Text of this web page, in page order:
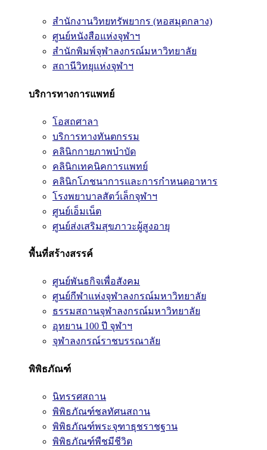
สำนักงานวิทยทรัพยากร (หอสมุดกลาง)
ศูนย์หนังสือแห่งจุฬาฯ
สำนักพิมพ์จุฬาลงกรณ์มหาวิทยาลัย
สถานีวิทยุแห่งจุฬาฯ
บริการทางการแพทย์
โอสถศาลา
บริการทางทันตกรรม
คลินิกกายภาพบำบัด
คลินิกเทคนิคการแพทย์
คลินิกโภชนาการและการกำหนดอาหาร
โรงพยาบาลสัตว์เล็กจุฬาฯ
ศูนย์เอ็มเน็ต
ศูนย์ส่งเสริมสุขภาวะผู้สูงอายุ
พื้นที่สร้างสรรค์
ศูนย์พันธกิจเพื่อสังคม
ศูนย์กีฬาแห่งจุฬาลงกรณ์มหาวิทยาลัย
ธรรมสถานจุฬาลงกรณ์มหาวิทยาลัย
อุทยาน 100 ปี จุฬาฯ
จุฬาลงกรณ์ราชบรรณาลัย
พิพิธภัณฑ์
นิทรรศสถาน
พิพิธภัณฑ์ชลทัศนสถาน
พิพิธภัณฑ์พระจุฑาธุชราชฐาน
พิพิธภัณฑ์พืชมีชีวิต